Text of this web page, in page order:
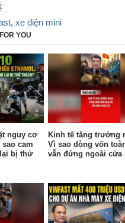
, xe điện mini
YOU
nguy cơ
cam
bị thử
Kinh tế tăng trưởng
Vì sao dòng vốn
vẫn đứng ngoài cửa